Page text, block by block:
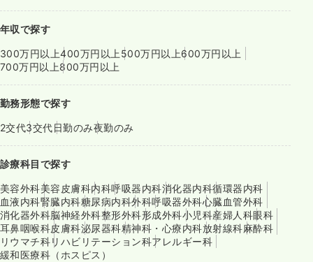
年収で探す
300万円以上400万円以上 500万円以上600万円以上
700万円以上800万円以上
勤務形態で探す
2交代3交代日勤のみ夜勤のみ
診療科目で探す
美容外科美容皮膚科内科呼吸器内科消化器内科循環器内科
血液内科腎臓内科糖尿病内科外科呼吸器外科心臓血管外科
消化器外科脳神経外科整形外科形成外科小児科産婦人科眼科
耳鼻咽喉科皮膚科泌尿器科精神科・心療内科放射線科麻酔科
リウマチ科リハビリテーション科アレルギー科
緩和医療科（ホスピス）